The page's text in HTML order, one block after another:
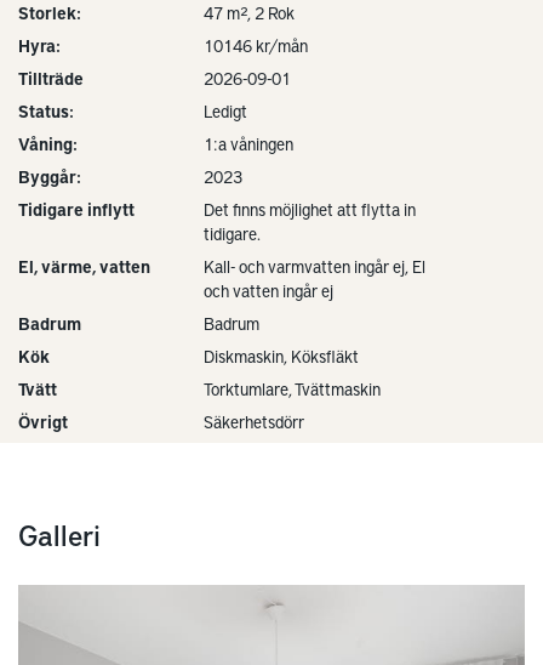
Storlek:
47 m², 2 Rok
Hyra:
10146 kr/mån
Tillträde
2026-09-01
Status:
Ledigt
Våning:
1:a våningen
Byggår:
2023
Tidigare inflytt
Det finns möjlighet att flytta in
tidigare.
El, värme, vatten
Kall- och varmvatten ingår ej, El
och vatten ingår ej
Badrum
Badrum
Kök
Diskmaskin, Köksfläkt
Tvätt
Torktumlare, Tvättmaskin
Övrigt
Säkerhetsdörr
Galleri